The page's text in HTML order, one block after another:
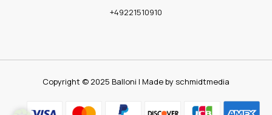
+49221510910
Copyright © 2025 Balloni | Made by schmidtmedia